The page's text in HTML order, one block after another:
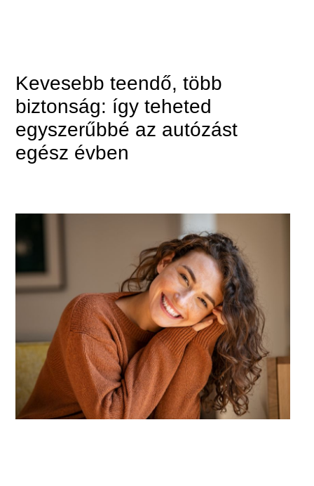
Kevesebb teendő, több
biztonság: így teheted
egyszerűbbé az autózást
egész évben